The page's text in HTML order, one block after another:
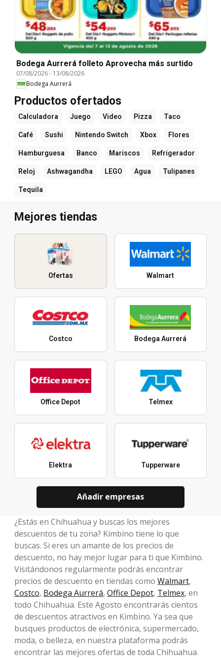
Bodega Aurrerá folleto Aprovecha más surtido
07/08/2026- 13/08/2026
Bodega Aurrerá
Productos ofertados
Calculadora Juego Video Pizza Taco
Café Sushi Nintendo Switch Xbox Flores
Hamburguesa Banco Mariscos Refrigerador
Reloj Ashwagandha LEGO Agua Tulipanes
Tequila
Mejores tiendas
Ofertas Walmart
Costco Bodega Aurrerá
Office Depot Telmex
Elektra Tupperware
Añadir empresas
¿Estás en Chihuahua y buscas los mejores
descuentos de tu zona? Kimbino tiene lo que
buscas. Si eres un amante de los precios de
descuento, no hay mejor lugar para ti que Kimbino.
Visitándonos regularmente podrás encontrar
precios de descuento en tiendas como Walmart,
Costco, Bodega Aurrerá, Office Depot, Telmex, en
todo Chihuahua. Este Agosto encontrarás cientos
de descuentos atractivos en Kimbino. Ya sea que
busques productos de electrónica, supermercado,
moda, o belleza, en nuestra plataforma podrás
encontrar las mejores ofertas de toda Chihuahua.